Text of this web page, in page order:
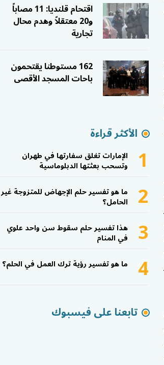
اقتحام قلنديا: 11 مصاباً
و20 معتقلاً وهدم محال
تجارية
162 مستوطنا يقتحمون
باحات المسجد الأقصى
الأكثر قراءة
1 الإمارات تغلق سفارتها في طهران
وتسحب بعثتها الدبلوماسية
2 ما هو تفسير حلم الإجهاض للمتزوجة غير
الحامل؟
3 هذا تفسير حلم سقوط سن واحد علوي
في المنام
4 ما هو تفسير رؤية ترك العمل في الحلم؟
تابعنا على فيسبوك